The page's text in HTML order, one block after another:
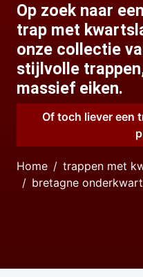
Op zoek naar
trap met
onze collectie
stijlvolle
massief eiken.
Of toch liever een
Home
trappen met
bretagne